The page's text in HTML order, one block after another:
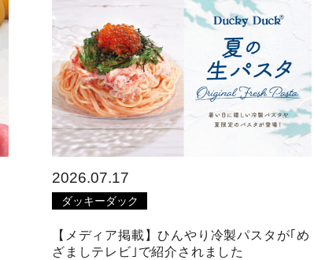
2026.07.17
ダッキーダック
【メディア掲載】ひんやり冷製パスタが｢め
ざましテレビ｣で紹介されました